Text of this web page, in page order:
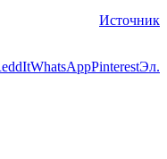
Источник
WhatsAppPinterestЭл.